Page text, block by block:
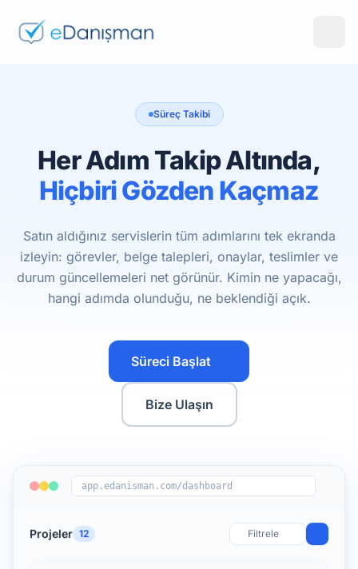
Süreç Takibi
Her Adım Takip Altında,
Hiçbiri Gözden Kaçmaz
Satın aldığınız servislerin tüm adımlarını tek ekranda
izleyin: görevler, belge talepleri, onaylar, teslimler ve
durum güncellemeleri net görünür. Kimin ne yapacağı,
hangi adımda olunduğu, ne beklendiği açık.
Süreci Başlat
Bize Ulaşın
app.edanisman.com/dashboard
Projeler 12 Filtrele